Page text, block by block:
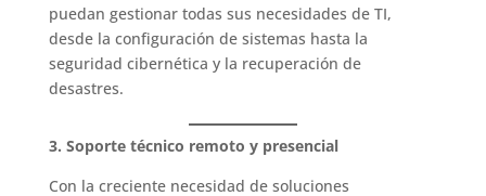
puedan gestionar todas sus necesidades de TI,
desde la configuración de sistemas hasta la
seguridad cibernética y la recuperación de
desastres.
3. Soporte técnico remoto y presencial
Con la creciente necesidad de soluciones